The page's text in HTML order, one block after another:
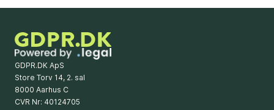
GDPR.DK ApS
Store Torv 14, 2. sal
8000 Aarhus C
CVR Nr: 40124705